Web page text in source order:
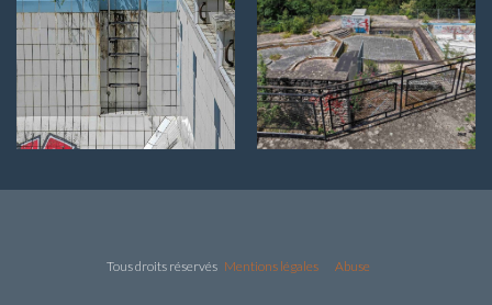
Tous droits réservés Mentions légales Abuse